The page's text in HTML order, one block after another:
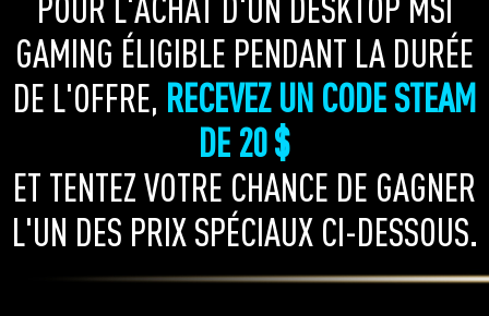
GAMING ÉLIGIBLE PENDANT LA DURÉE
DE L'OFFRE, RECEVEZ UN CODE STEAM
DE 20 $
ET TENTEZ VOTRE CHANCE DE GAGNER
L'UN DES PRIX SPÉCIAUX CI-DESSOUS.